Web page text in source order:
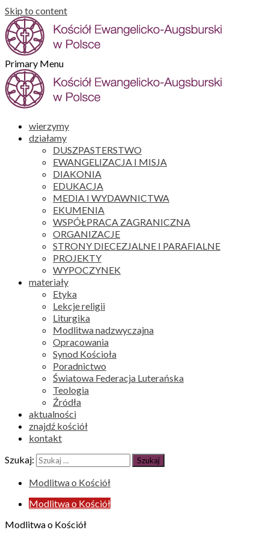
Skip to content
Primary Menu
wierzymy
działamy
DUSZPASTERSTWO
EWANGELIZACJA I MISJA
DIAKONIA
EDUKACJA
MEDIA I WYDAWNICTWA
EKUMENIA
WSPÓŁPRACA ZAGRANICZNA
ORGANIZACJE
STRONY DIECEZJALNE I PARAFIALNE
PROJEKTY
WYPOCZYNEK
materiały
Etyka
Lekcje religii
Liturgika
Modlitwa nadzwyczajna
Opracowania
Synod Kościoła
Poradnictwo
Światowa Federacja Luterańska
Teologia
Źródła
aktualności
znajdź kościół
kontakt
Szukaj:
Modlitwa o Kościół
Modlitwa o Kościół
Modlitwa o Kościół